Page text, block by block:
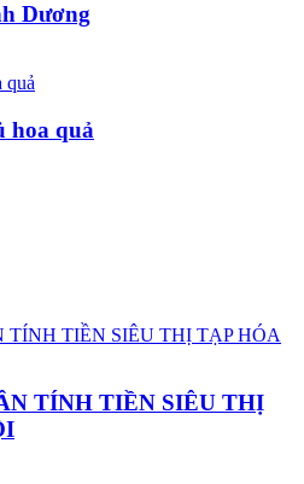
Dương
hoa quả
TÍNH TIỀN SIÊU THỊ